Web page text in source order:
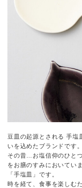
豆皿の起源とされる 手塩
いを込めたブランドです。
その昔…お塩信仰のひと
をお膳のすみにおいてい
「手塩皿」です。
時を経て、食事を楽しむ